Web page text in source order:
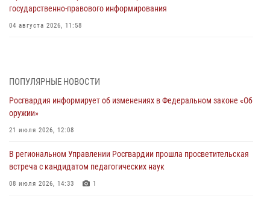
государственно-правового информирования
04 августа 2026, 11:58
03 августа 2026, 17:21
21 единицу оружия изъяли Псковские росгвардейцы за неделю
03 августа 2026, 14:10
безопасности во время празднования Дня ВДВ
02 августа 2026, 13:28
ПОПУЛЯРНЫЕ НОВОСТИ
Росгвардия информирует об изменениях в Федеральном законе «Об
оружии»
21 июля 2026, 12:08
В региональном Управлении Росгвардии прошла просветительская
встреча с кандидатом педагогических наук
08 июля 2026, 14:33 1